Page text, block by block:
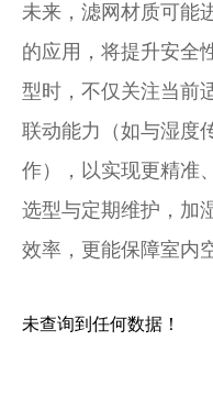
未来，滤网材质可能
的应用，将提升安全
型时，不仅关注当前
联动能力（如与湿度
作），以实现更精准
选型与定期维护，加
效率，更能保障室内
未查询到任何数据！